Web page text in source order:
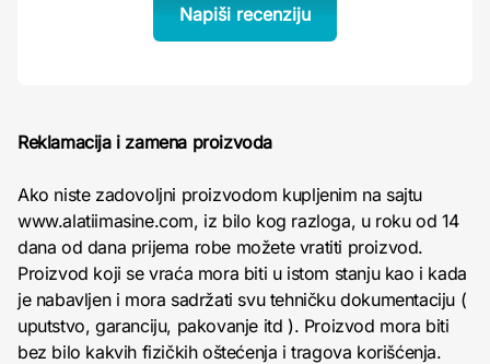
Napiši recenziju
Reklamacija i zamena proizvoda
Ako niste zadovoljni proizvodom kupljenim na sajtu
www.alatiimasine.com, iz bilo kog razloga, u roku od 14
dana od dana prijema robe možete vratiti proizvod.
Proizvod koji se vraća mora biti u istom stanju kao i kada
je nabavljen i mora sadržati svu tehničku dokumentaciju (
uputstvo, garanciju, pakovanje itd ). Proizvod mora biti
bez bilo kakvih fizičkih oštećenja i tragova korišćenja.